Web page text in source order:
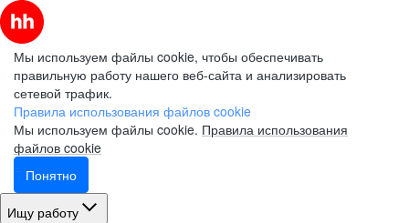
Мы используем файлы cookie, чтобы обеспечивать
правильную работу нашего веб-сайта и анализировать
сетевой трафик.
Правила использования файлов cookie
Мы используем файлы cookie. Правила использования
файлов cookie
Понятно
Ищу работу